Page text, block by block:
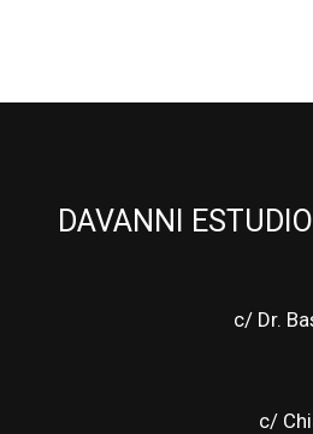
DAVANNI
c/ Dr.
c/